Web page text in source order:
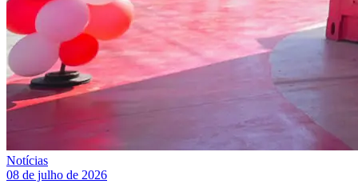
Notícias
08 de julho de 2026